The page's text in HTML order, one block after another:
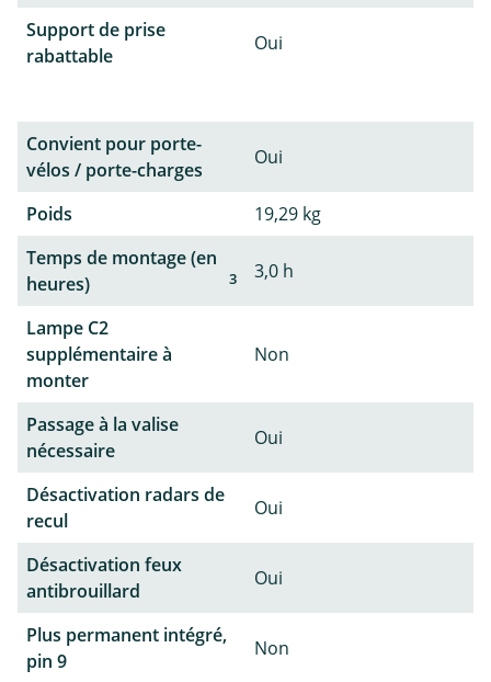
Support de prise
rabattable
Oui
Convient pour porte-
vélos / porte-charges
Oui
Poids
19,29 kg
Temps de montage (en
heures)
3 3,0 h
Lampe C2
supplémentaire à
monter
Non
Passage à la valise
nécessaire
Oui
Désactivation radars de
recul
Oui
Désactivation feux
antibrouillard
Oui
Plus permanent intégré,
pin 9
Non